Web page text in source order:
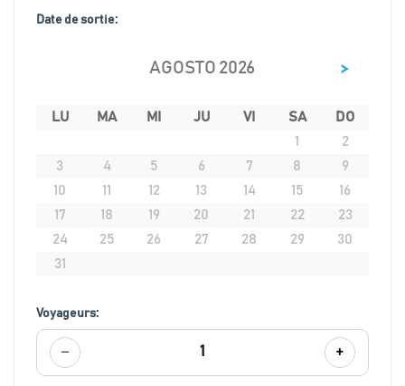
Date de sortie:
AGOSTO 2026 >
LU MA MI JU VI SA
DO
1
2
3
4 5 6 7 8
9
10
11 12 13 14 15
16
17
18 19 20 21 22
23
24
25 26 27 28 29
30
31
Voyageurs:
− 1 +